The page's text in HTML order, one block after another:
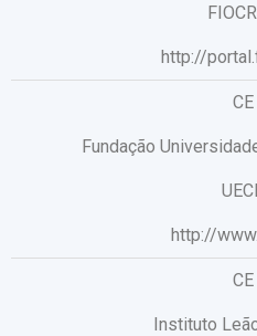
http://
CE
Fundação
http://
CE
Instituto